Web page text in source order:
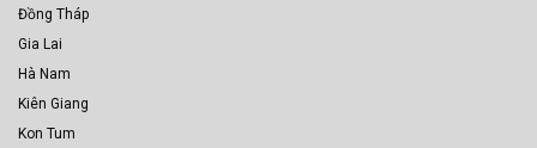
Đồng Tháp
Gia Lai
Hà Nam
Kiên Giang
Kon Tum